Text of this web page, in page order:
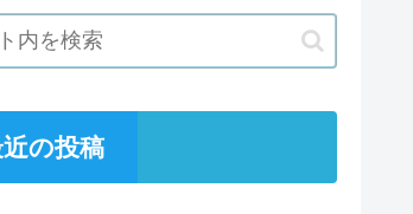
の投稿